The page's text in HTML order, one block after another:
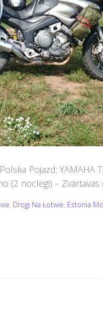
Pojazd:
(2 noclegi) –
, Drogi Na Łotwie, Estonia